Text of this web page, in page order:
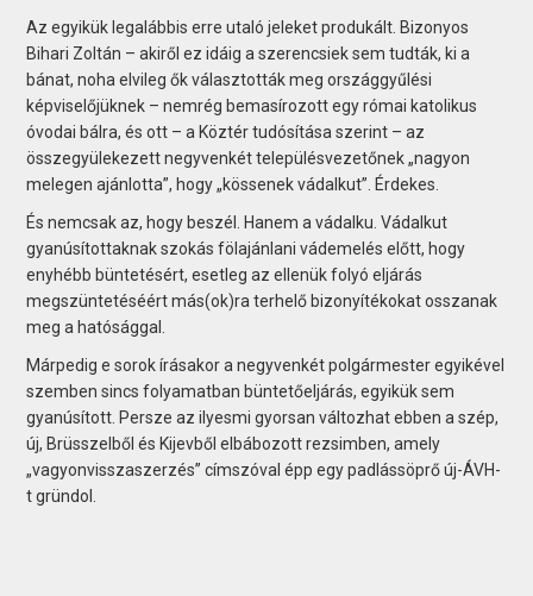
Az egyikük legalábbis erre utaló jeleket produkált. Bizonyos
Bihari Zoltán – akiről ez idáig a szerencsiek sem tudták, ki a
bánat, noha elvileg ők választották meg országgyűlési
képviselőjüknek – nemrég bemasírozott egy római katolikus
óvodai bálra, és ott – a Köztér tudósítása szerint – az
összegyülekezett negyvenkét településvezetőnek „nagyon
melegen ajánlotta”, hogy „kössenek vádalkut”. Érdekes.
És nemcsak az, hogy beszél. Hanem a vádalku. Vádalkut
gyanúsítottaknak szokás fölajánlani vádemelés előtt, hogy
enyhébb büntetésért, esetleg az ellenük folyó eljárás
megszüntetéséért más(ok)ra terhelő bizonyítékokat osszanak
meg a hatósággal.
Márpedig e sorok írásakor a negyvenkét polgármester egyikével
szemben sincs folyamatban büntetőeljárás, egyikük sem
gyanúsított. Persze az ilyesmi gyorsan változhat ebben a szép,
új, Brüsszelből és Kijevből elbábozott rezsimben, amely
„vagyonvisszaszerzés” címszóval épp egy padlássöprő új-ÁVH-
t gründol.